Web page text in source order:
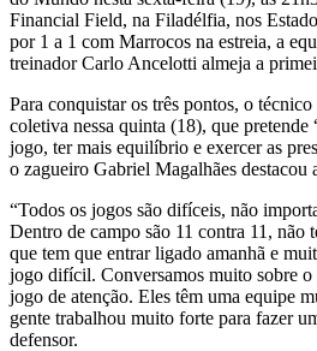
Financial Field, na Filadélfia, nos
por 1 a 1 com Marrocos na estreia, a
treinador Carlo Ancelotti almeja a
Para conquistar os três pontos, o
coletiva nessa quinta (18), que pretende
jogo, ter mais equilíbrio e exercer as
o zagueiro Gabriel Magalhães destacou
“Todos os jogos são difíceis, não
Dentro de campo são 11 contra 11, não
que tem que entrar ligado amanhã e
jogo difícil. Conversamos muito sobre
jogo de atenção. Eles têm uma equipe
gente trabalhou muito forte para fazer
defensor.